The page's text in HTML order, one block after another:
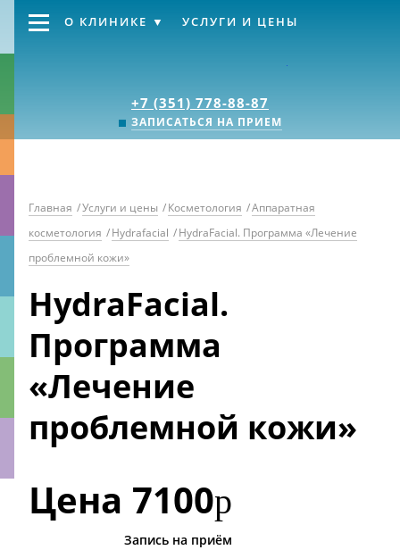
+7 (351) 778-88-87
ЗАПИСАТЬСЯ НА ПРИЕМ
О КЛИНИКЕ УСЛУГИ И ЦЕНЫ
Главная /Услуги и цены /Косметология /Аппаратная
косметология /Hydrafacial /HydraFacial. Программа «Лечение
проблемной кожи»
HydraFacial.
Программа
«Лечение
проблемной кожи»
Цена 7100р
Запись на приём